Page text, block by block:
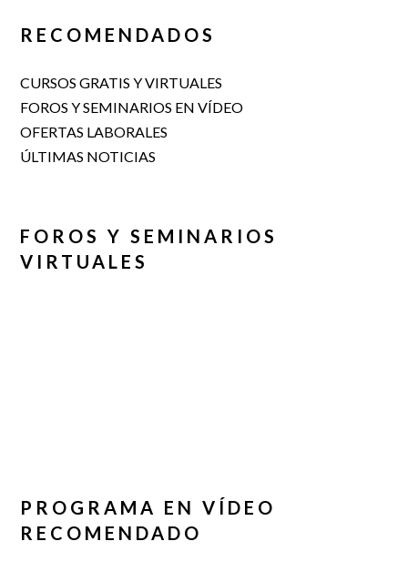
RECOMENDADOS
CURSOS GRATIS Y VIRTUALES
FOROS Y SEMINARIOS EN VÍDEO
OFERTAS LABORALES
ÚLTIMAS NOTICIAS
FOROS Y SEMINARIOS
VIRTUALES
PROGRAMA EN VÍDEO
RECOMENDADO